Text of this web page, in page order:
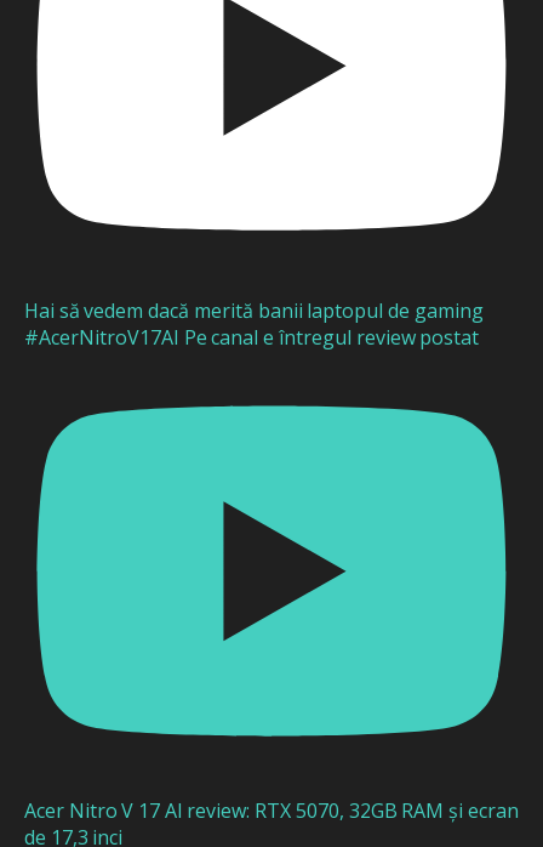
Hai să vedem dacă merită banii laptopul de gaming
#AcerNitroV17AI Pe canal e întregul review postat
Acer Nitro V 17 AI review: RTX 5070, 32GB RAM și ecran
de 17,3 inci